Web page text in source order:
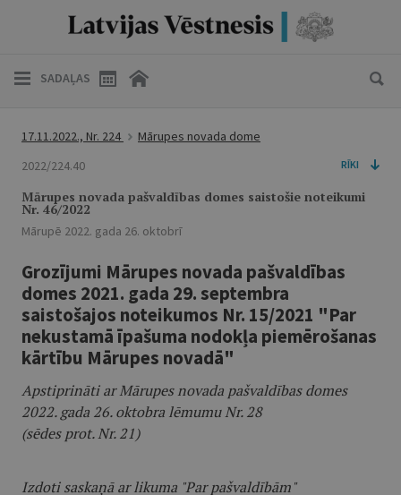
SADAĻAS
17.11.2022., Nr. 224
Mārupes novada dome
2022/224.40
RĪKI
Mārupes novada pašvaldības domes saistošie noteikumi
Nr. 46/2022
Mārupē 2022. gada 26. oktobrī
Grozījumi Mārupes novada pašvaldības
domes 2021. gada 29. septembra
saistošajos noteikumos Nr. 15/2021 "Par
nekustamā īpašuma nodokļa piemērošanas
kārtību Mārupes novadā"
Apstiprināti ar Mārupes novada pašvaldības domes
2022. gada 26. oktobra lēmumu Nr. 28
(sēdes prot. Nr. 21)
Izdoti saskaņā ar likuma "Par pašvaldībām"